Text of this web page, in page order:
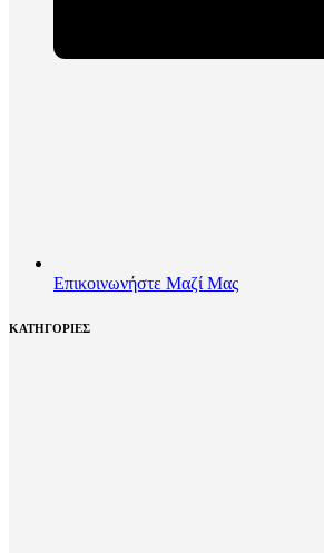
Επικοινωνήστε Μαζί Μας
ΚΑΤΗΓΟΡΙΕΣ